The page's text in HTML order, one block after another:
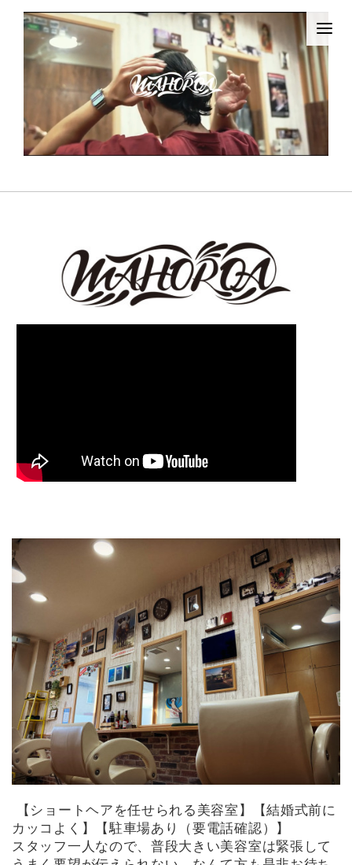
【ショートヘアを任せられる美容室】【結婚式前に
カッコよく】【駐車場あり（要電話確認）】
スタッフ一人なので、普段大きい美容室は緊張して